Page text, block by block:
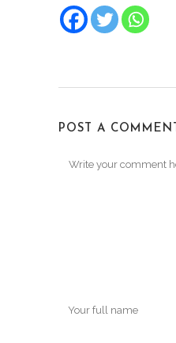
POST A COMMENT